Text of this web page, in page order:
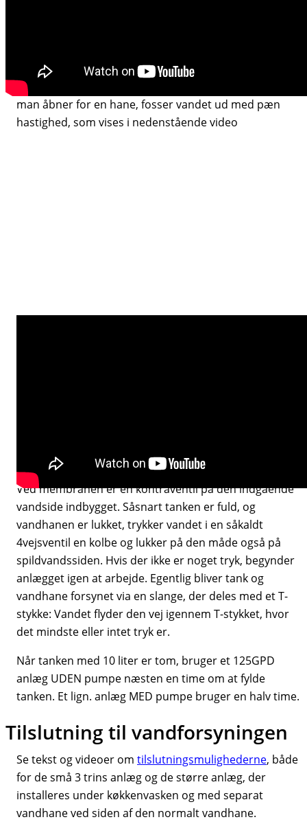
200GPD og derunder) en vandtank. Anlæggets
membran formår at presse vand ind i tanken, og når
man åbner for en hane, fosser vandet ud med pæn
hastighed, som vises i nedenstående video
det er metal eller plastic er ligegyldigt.
Ved membranen er en kontraventil på den indgående
vandside indbygget. Såsnart tanken er fuld, og
vandhanen er lukket, trykker vandet i en såkaldt
4vejsventil en kolbe og lukker på den måde også på
spildvandssiden. Hvis der ikke er noget tryk, begynder
anlægget igen at arbejde. Egentlig bliver tank og
vandhane forsynet via en slange, der deles med et T-
stykke: Vandet flyder den vej igennem T-stykket, hvor
det mindste eller intet tryk er.
Når tanken med 10 liter er tom, bruger et 125GPD
anlæg UDEN pumpe næsten en time om at fylde
tanken. Et lign. anlæg MED pumpe bruger en halv time.
Tilslutning til vandforsyningen
Se tekst og videoer om tilslutningsmulighederne, både
for de små 3 trins anlæg og de større anlæg, der
installeres under køkkenvasken og med separat
vandhane ved siden af den normalt vandhane.